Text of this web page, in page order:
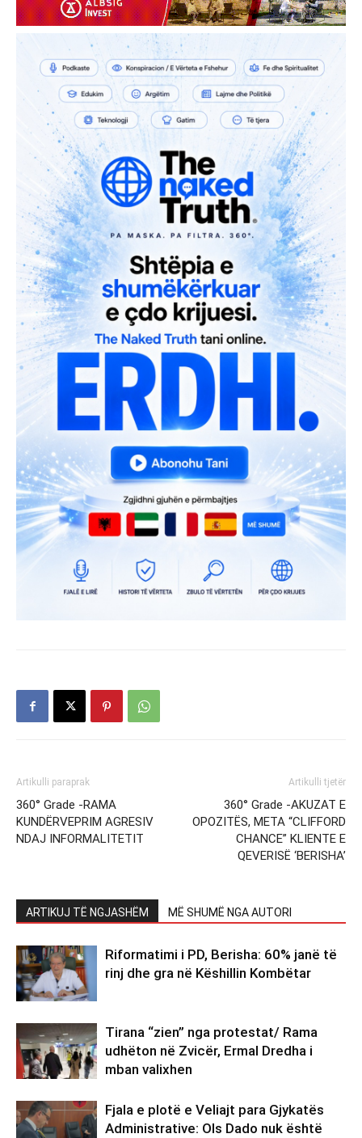
Artikulli paraprak
360° Grade -RAMA
KUNDËRVEPRIM AGRESIV
NDAJ INFORMALITETIT
Artikulli tjetër
360° Grade -AKUZAT E
OPOZITËS, META “CLIFFORD
CHANCE” KLIENTE E
QEVERISË ‘BERISHA’
ARTIKUJ TË NGJASHËM MË SHUMË NGA AUTORI
Riformatimi i PD, Berisha: 60% janë të
rinj dhe gra në Këshillin Kombëtar
Tirana “zien” nga protestat/ Rama
udhëton në Zvicër, Ermal Dredha i
mban valixhen
Fjala e plotë e Veliajt para Gjykatës
Administrative: Ols Dado nuk është